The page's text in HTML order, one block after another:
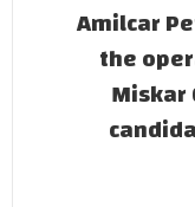
Amilcar
the
Miskar